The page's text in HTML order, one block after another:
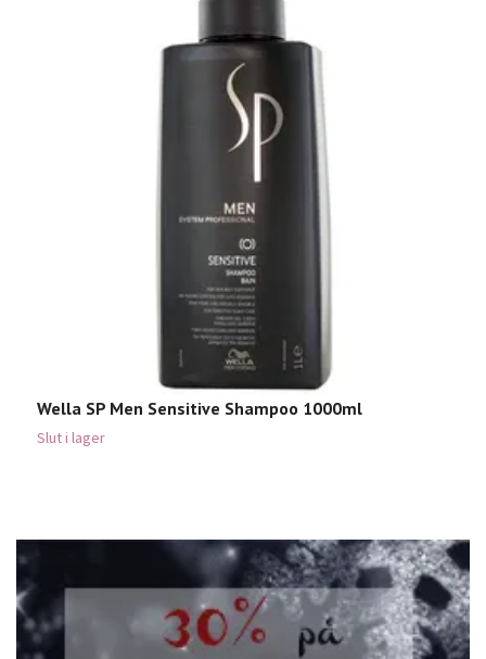
Wella SP Men Sensitive Shampoo 1000ml
Slut i lager